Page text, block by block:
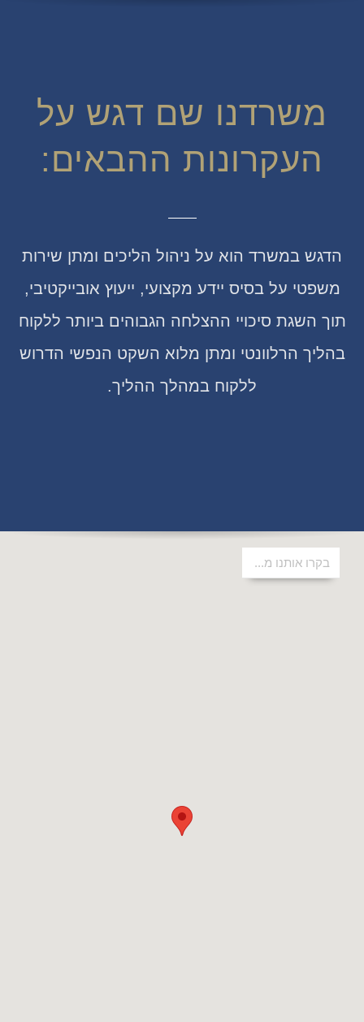
משרדנו שם דגש על
העקרונות ההבאים:
הדגש במשרד הוא על ניהול הליכים ומתן שירות
משפטי על בסיס יידע מקצועי, ייעוץ אובייקטיבי,
תוך השגת סיכויי ההצלחה הגבוהים ביותר ללקוח
בהליך הרלוונטי ומתן מלוא השקט הנפשי הדרוש
ללקוח במהלך ההליך.